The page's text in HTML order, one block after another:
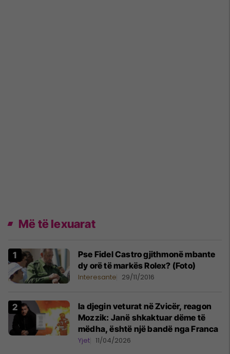
Më të lexuarat
Pse Fidel Castro gjithmonë mbante
dy orë të markës Rolex? (Foto)
Interesante 29/11/2016
Ia djegin veturat në Zvicër, reagon
Mozzik: Janë shkaktuar dëme të
mëdha, është një bandë nga Franca
Yjet 11/04/2026